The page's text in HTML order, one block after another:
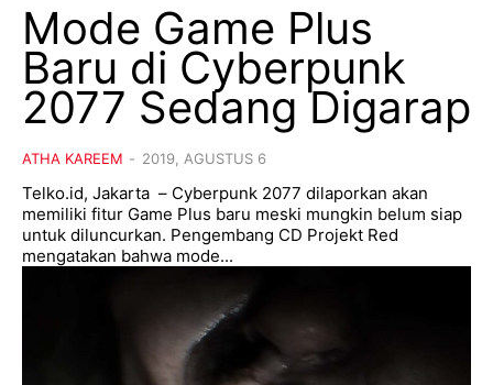
Mode Game Plus
Baru di Cyberpunk
2077 Sedang Digarap
ATHA KAREEM - 2019, AGUSTUS 6
Telko.id, Jakarta – Cyberpunk 2077 dilaporkan akan
memiliki fitur Game Plus baru meski mungkin belum siap
untuk diluncurkan. Pengembang CD Projekt Red
mengatakan bahwa mode...